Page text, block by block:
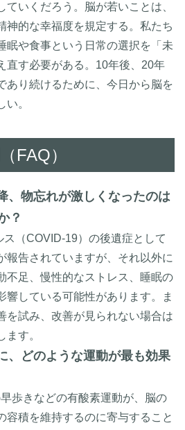
いくだろう。脳が若いことは、
神的な幸福度を規定する。私たち
眠や食事という日常の選択を「未
直す必要がある。10年後、20年
あり続けるために、今日から脳を
。
FAQ）
、物忘れが激しくなったのは
？
（COVID-19）の後遺症として
報告されていますが、それ以外に
不足、慢性的なストレス、睡眠の
響している可能性があります。ま
を試み、改善が見られない場合は
す。
、どのような運動が最も効果
歩きなどの有酸素運動が、脳の
容積を維持するのに寄与すること